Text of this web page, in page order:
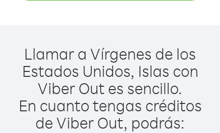
Llamar a Vírgenes de los
Estados Unidos, Islas con
Viber Out es sencillo.
En cuanto tengas créditos
de Viber Out, podrás: